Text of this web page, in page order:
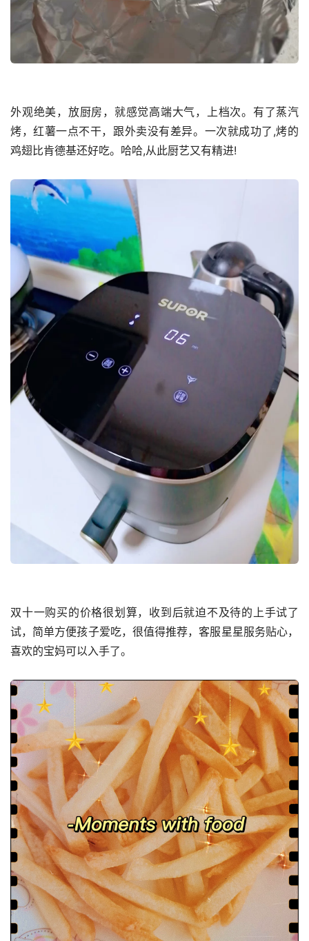
外观绝美，放厨房，就感觉高端大气，上档次。有了蒸汽
烤，红薯一点不干，跟外卖没有差异。一次就成功了,烤的
鸡翅比肯德基还好吃。哈哈,从此厨艺又有精进!
双十一购买的价格很划算，收到后就迫不及待的上手试了
试，简单方便孩子爱吃，很值得推荐，客服星星服务贴心，
喜欢的宝妈可以入手了。